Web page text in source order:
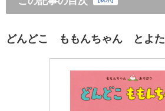
どんどこ ももんちゃん とよ